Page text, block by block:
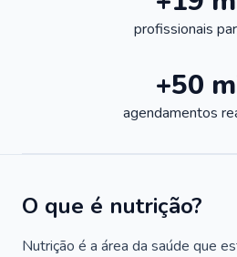
profissionais
+50
agendamentos
O que é nutrição?
Nutrição é a área da saúde que